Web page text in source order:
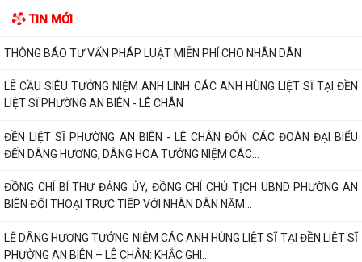
TIN MỚI
PHƯỜNG AN BIÊN – LÊ CHÂN: KHẮC GHI...
CÁN BỘ NỮ VÀ CÁN BỘ HỘI LHPN PHƯỜNG AN BIÊN DÂNG HƯƠNG
PHƯỜNG AN BIÊN HỌP NGHE BÁO CÁO VỀ CÔNG TÁC TÁI ĐỊNH CƯ VÀ
TRAO TẶNG QUÀ TRI ÂN THƯƠNG BINH, GIA ĐÌNH LIỆT SĨ CÓ HOÀN
PHƯỜNG AN BIÊN TRIỂN KHAI CÔNG TÁC PHỤC VỤ LỄ DÂNG HƯƠNG
Phường An Biên triển khai kế hoạch duy trì mô hình “Vỉa hè sạch đẹp -